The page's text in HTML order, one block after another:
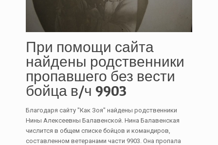
При помощи сайта
найдены родственники
пропавшего без вести
бойца в/ч 9903
Благодаря сайту "Как Зоя" найдены родственники
Нины Алексеевны Балавенской. Нина Балавенская
числится в общем списке бойцов и командиров,
составленном ветеранами части 9903. Она пропала